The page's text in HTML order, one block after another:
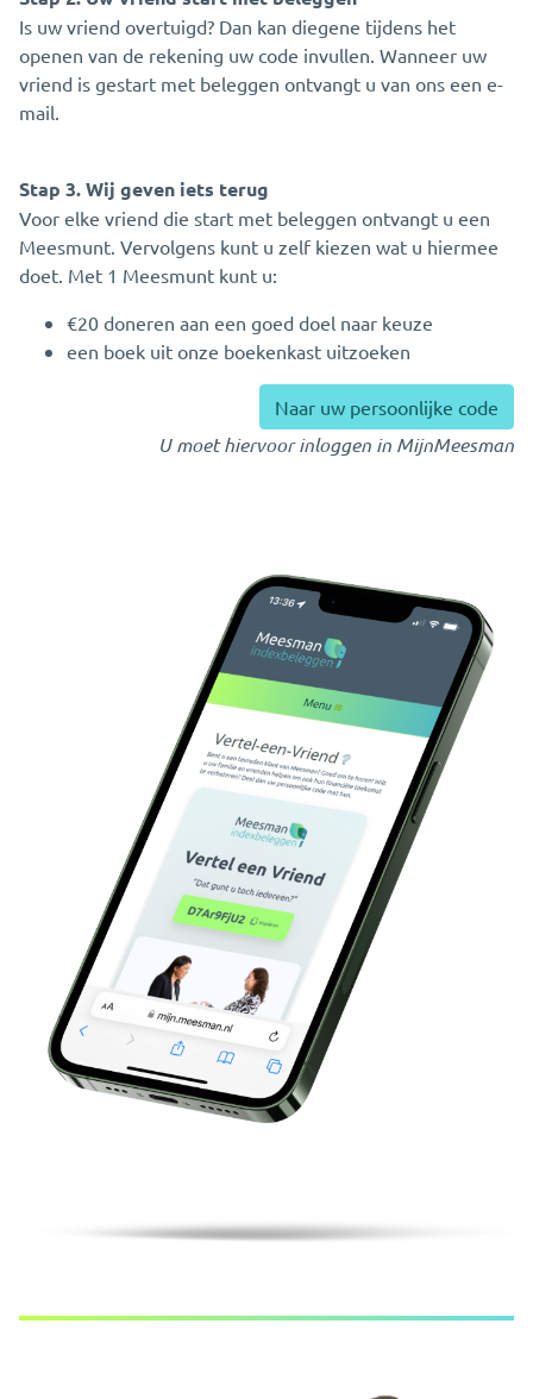
Is uw vriend overtuigd? Dan kan diegene tijdens het
openen van de rekening uw code invullen. Wanneer uw
vriend is gestart met beleggen ontvangt u van ons een e-
mail.
Stap 3. Wij geven iets terug
Voor elke vriend die start met beleggen ontvangt u een
Meesmunt. Vervolgens kunt u zelf kiezen wat u hiermee
doet. Met 1 Meesmunt kunt u:
€20 doneren aan een goed doel naar keuze
een boek uit onze boekenkast uitzoeken
Naar uw persoonlijke code
U moet hiervoor inloggen in MijnMeesman